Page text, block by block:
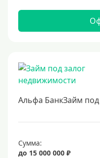
Альфа БанкЗайм
Сумма:
до 15 000 000 ₽